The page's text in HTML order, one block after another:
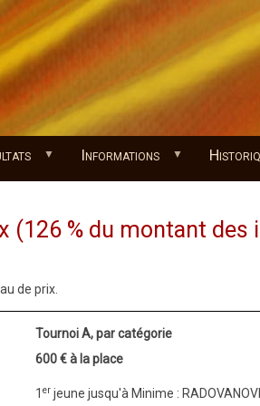
Informations
(126 % du montant des
de prix.
Tournoi A, par catégorie
600 € à la place
1 er jeune jusqu'à Minime :